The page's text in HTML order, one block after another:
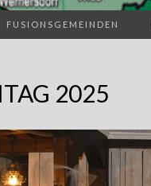
FUSIONSGEMEINDEN
2025